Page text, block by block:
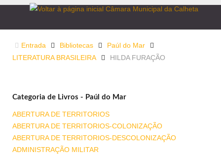
Entrada Bibliotecas
Paúl do Mar
LITERATURA BRASILEIRA
HILDA FURAÇÃO
Categoria de Livros - Paúl do Mar
ABERTURA DE TERRITORIOS
ABERTURA DE TERRITORIOS-COLONIZAÇÃO
ABERTURA DE TERRITORIOS-DESCOLONIZAÇÃO
ADMINISTRAÇÃO MILITAR